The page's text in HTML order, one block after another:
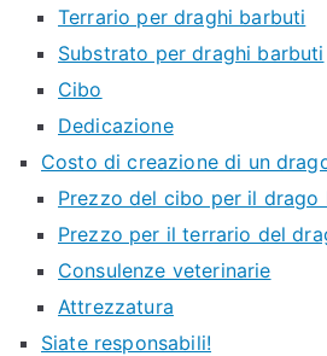
Terrario per draghi barbuti
Substrato per draghi barbuti
Cibo
Dedicazione
Costo di creazione di un
Prezzo del cibo per il drago
Prezzo per il terrario del
Consulenze veterinarie
Attrezzatura
Siate responsabili!